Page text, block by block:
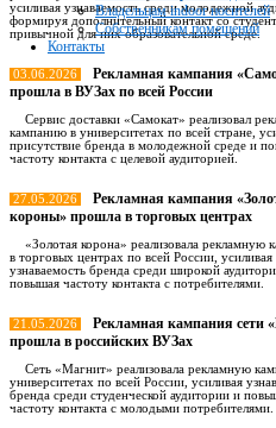
Владельцам indoor носителей
Собственникам помещений
Контакты
усиливая узнаваемость среди молодежной
формируя дополнительный контакт со
привычной для них образовательной среде.
03.06.2026
Рекламная кампания
прошла в ВУЗах по всей России
Сервис доставки «Самокат» реализовал
кампанию в университетах по всей стране,
присутствие бренда в молодежной среде и
частоту контакта с целевой аудиторией.
27.05.2026
Рекламная кампания
короны» прошла в торговых центрах
«Золотая корона» реализовала рекламную
в торговых центрах по всей России, усиливая
узнаваемость бренда среди широкой
повышая частоту контакта с потребителями.
21.05.2026
Рекламная кампания сети
прошла в российских ВУЗах
Сеть «Магнит» реализовала рекламную
университетах по всей России, усиливая
бренда среди студенческой аудитории и
частоту контакта с молодыми потребителями.